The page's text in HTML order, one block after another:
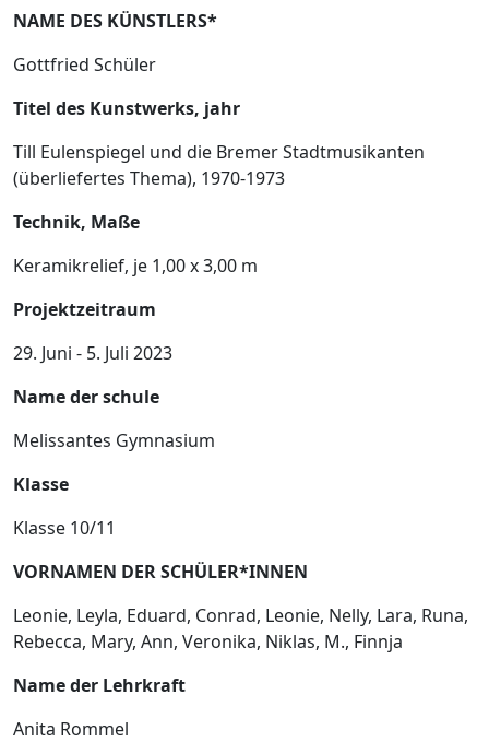
NAME DES KÜNSTLERS*
Gottfried Schüler
Titel des Kunstwerks, jahr
Till Eulenspiegel und die Bremer Stadtmusikanten
(überliefertes Thema), 1970-1973
Technik, Maße
Keramikrelief, je 1,00 x 3,00 m
Projektzeitraum
29. Juni - 5. Juli 2023
Name der schule
Melissantes Gymnasium
Klasse
Klasse 10/11
VORNAMEN DER SCHÜLER*INNEN
Leonie, Leyla, Eduard, Conrad, Leonie, Nelly, Lara, Runa,
Rebecca, Mary, Ann, Veronika, Niklas, M., Finnja
Name der Lehrkraft
Anita Rommel